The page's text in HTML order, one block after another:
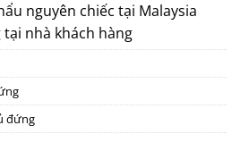
nguyên chiếc tại Malaysia
tại nhà khách hàng
đứng